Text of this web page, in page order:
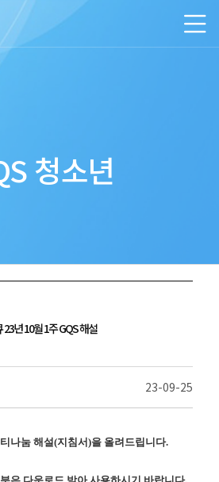
청소년
23년 10월 1주 GQS 해설
23-09-25
나눔 해설(지침서)을 올려드립니다.
은 다운로드 받아 사용하시기 바랍니다.